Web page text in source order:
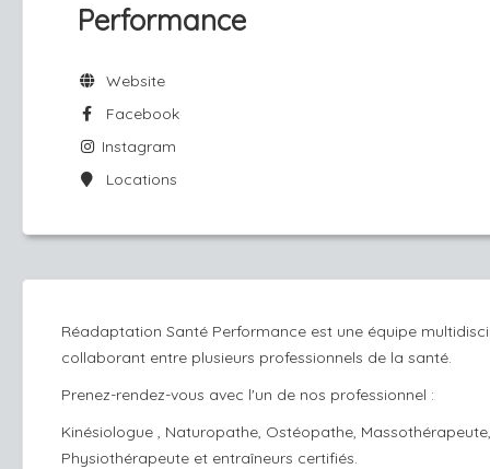
Performance
Website
Facebook
Instagram
Locations
Réadaptation Santé Performance est une équipe
collaborant entre plusieurs professionnels de la santé.
Prenez-rendez-vous avec l'un de nos professionnel :
Kinésiologue , Naturopathe, Ostéopathe, Massothérapeute,
Physiothérapeute et entraîneurs certifiés.